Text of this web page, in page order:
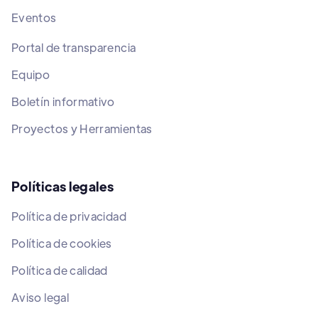
Eventos
Portal de transparencia
Equipo
Boletín informativo
Proyectos y Herramientas
Políticas legales
Política de privacidad
Política de cookies
Política de calidad
Aviso legal